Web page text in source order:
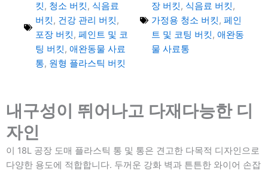
킷, 청소 버킷, 식음료
버킷, 건강 관리 버킷,
포장 버킷, 페인트 및 코
팅 버킷, 애완동물 사료
통, 원형 플라스틱 버킷
장 버킷, 식음료 버킷,
가정용 청소 버킷, 페인
트 및 코팅 버킷, 애완동
물 사료통
내구성이 뛰어나고 다재다능한 디
자인
이 18L 공장 도매 플라스틱 통 및 통은 견고한 다목적 디자인으로
다양한 용도에 적합합니다. 두꺼운 강화 벽과 튼튼한 와이어 손잡